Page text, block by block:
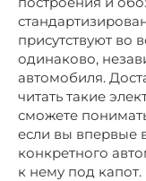
присутствуют во
одинаково,
автомобиля.
читать такие
сможете
если вы впервые
конкретного
к нему под капот.